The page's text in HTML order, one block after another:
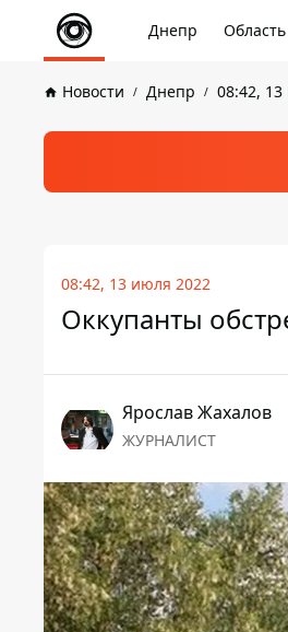
Днепр Область
Новости Днепр 08:42,
08:42, 13 июля 2022
Оккупанты
Ярослав Жахалов
ЖУРНАЛИСТ